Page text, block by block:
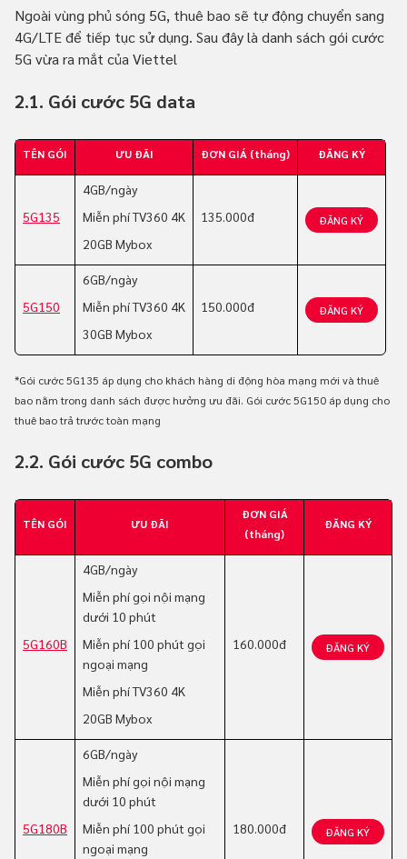
Ngoài vùng phủ sóng 5G, thuê bao sẽ tự động chuyển sang
4G/LTE để tiếp tục sử dụng. Sau đây là danh sách gói cước
5G vừa ra mắt của Viettel
2.1. Gói cước 5G data
TÊN GÓI ƯU ĐÃI ĐƠN GIÁ (tháng) ĐĂNG KÝ
5G135
4GB/ngày
Miễn phí TV360 4K
20GB Mybox
135.000đ ĐĂNG KÝ
5G150
6GB/ngày
Miễn phí TV360 4K
30GB Mybox
150.000đ ĐĂNG KÝ
*Gói cước 5G135 áp dụng cho khách hàng di động hòa mạng mới và thuê
bao nằm trong danh sách được hưởng ưu đãi. Gói cước 5G150 áp dụng cho
thuê bao trả trước toàn mạng
2.2. Gói cước 5G combo
TÊN GÓI ƯU ĐÃI
ĐƠN GIÁ
(tháng)
ĐĂNG KÝ
5G160B
4GB/ngày
Miễn phí gọi nội mạng
dưới 10 phút
Miễn phí 100 phút gọi
ngoại mạng
Miễn phí TV360 4K
20GB Mybox
160.000đ ĐĂNG KÝ
5G180B
6GB/ngày
Miễn phí gọi nội mạng
dưới 10 phút
Miễn phí 100 phút gọi
ngoại mạng
180.000đ ĐĂNG KÝ